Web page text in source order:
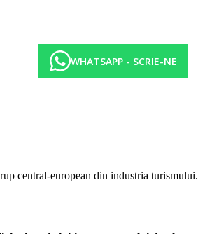
WHATSAPP - SCRIE-NE
central-european din industria turismului.